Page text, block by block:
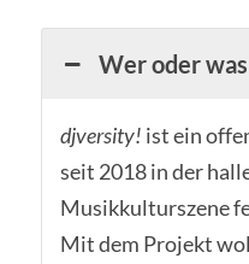
Wer oder
djversity! ist ein
seit 2018 in der
Musikkulturszene
Mit dem Projekt